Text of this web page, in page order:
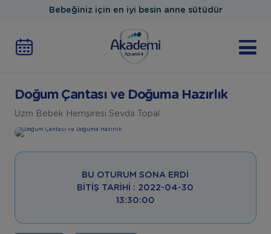
Bebeğiniz için en iyi besin anne sütüdür
Doğum Çantası ve Doğuma Hazırlık
Uzm Bebek Hemşiresi Sevda Topal
BU OTURUM SONA ERDI
BITIŞ TARIHI : 2022-04-30
13:30:00